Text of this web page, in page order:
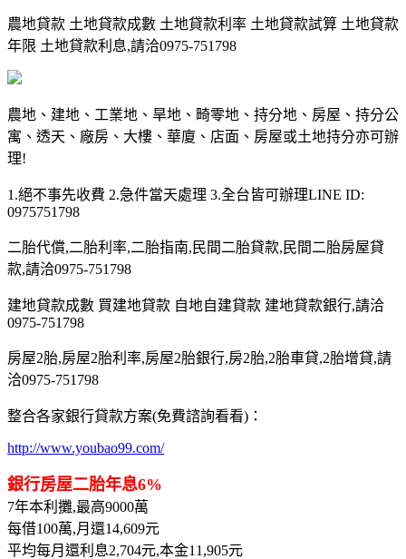
農地貸款 土地貸款成數 土地貸款利率 土地貸款試算 土地貸款
年限 土地貸款利息,請洽0975-751798
農地、建地、工業地、旱地、畸零地、持分地、房屋、持分公
寓、透天、廠房、大樓、華廈、店面、房屋或土地持分亦可辦
理!
1.絕不事先收費 2.急件當天處理 3.全台皆可辦理LINE ID:
0975751798
二胎代償,二胎利率,二胎指南,民間二胎貸款,民間二胎房屋貸
款,請洽0975-751798
建地貸款成數 買建地貸款 自地自建貸款 建地貸款銀行,請洽
0975-751798
房屋2胎,房屋2胎利率,房屋2胎銀行,房2胎,2胎車貸,2胎增貸,請
洽0975-751798
整合各家銀行貸款方案(免費諮詢看看)：
http://www.youbao99.com/
銀行房屋二胎年息6%
7年本利攤,最高9000萬
每借100萬,月還14,609元
平均每月還利息2,704元,本金11,905元